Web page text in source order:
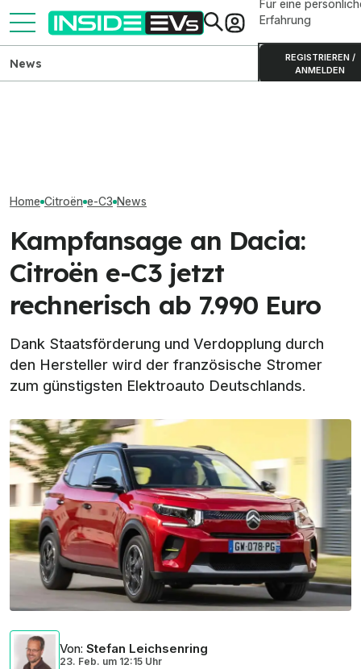
Für eine
Erfahrung
REGISTRIEREN /
ANMELDEN
News
Home Citroën e-C3 News
Kampfansage an Dacia:
Citroën e-C3 jetzt
rechnerisch ab 7.990 Euro
Dank Staatsförderung und Verdopplung durch
den Hersteller wird der französische Stromer
zum günstigsten Elektroauto Deutschlands.
Von: Stefan Leichsenring
23. Feb. um 12:15 Uhr